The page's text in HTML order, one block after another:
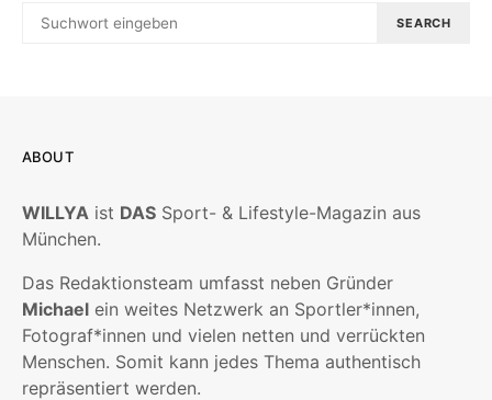
SEARCH
ABOUT
WILLYA ist DAS Sport- & Lifestyle-Magazin aus
München.
Das Redaktionsteam umfasst neben Gründer
Michael ein weites Netzwerk an Sportler*innen,
Fotograf*innen und vielen netten und verrückten
Menschen. Somit kann jedes Thema authentisch
repräsentiert werden.